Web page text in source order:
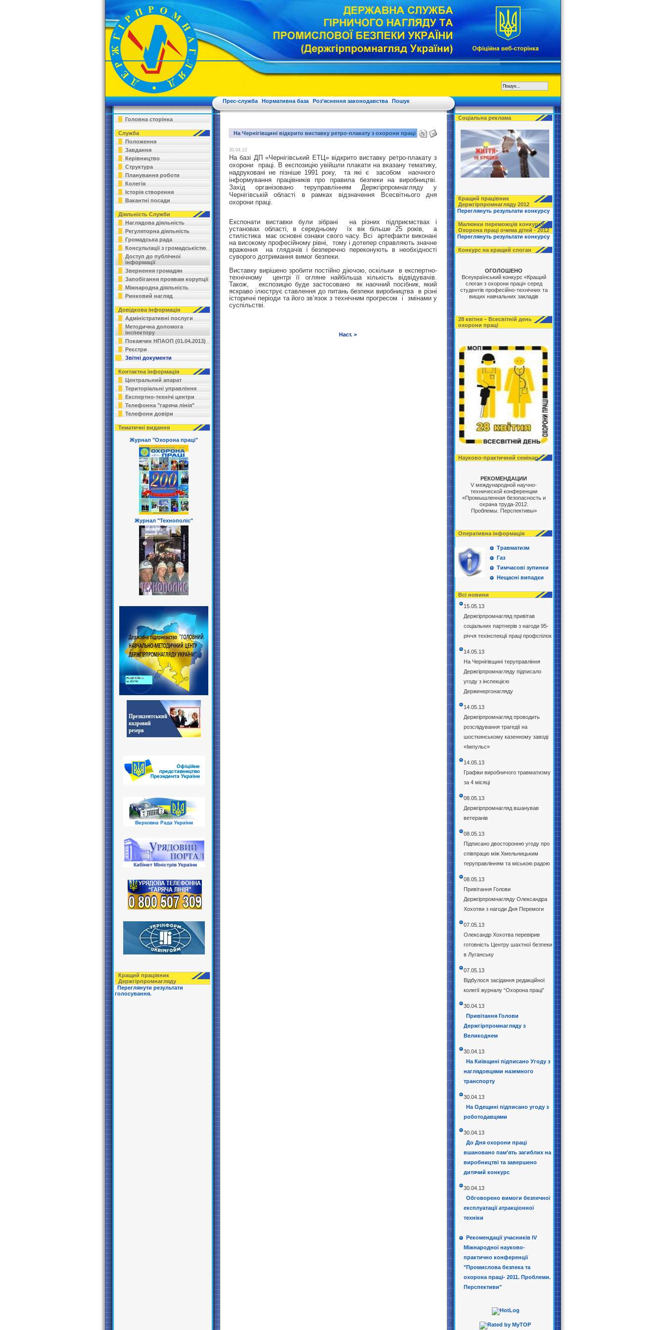
Прес-служба Нормативна база Роз’яснення законодавства Пошук
Головна сторінка
Служба
Положення
Завдання
Керівництво
Структура
Планування роботи
Колегія
Історія створення
Вакантні посади
Діяльність Служби
Наглядова діяльність
Регуляторна діяльність
Громадська рада
Консультації з громадськістю
Доступ до публічної
інформації
Звернення громадян
Запобігання проявам корупції
Міжнародна діяльність
Ринковий нагляд
Довідкова інформація
Адміністративні послуги
Методична допомога
інспектору
Покажчик НПАОП (01.04.2013)
Реєстри
Звітні документи
Контактна інформація
Центральний апарат
Територіальні управління
Експертно-технічі центри
Телефонна "гаряча лінія"
Телефони довіри
Тематичні видання
Журнал "Охорона праці"
Журнал "Технополіс"
Кращий працівник
Держгірпрoмнагляду
Переглянути результати
голосування.
На Чернігівщині відкрито виставку ретро-плакату з охорони праці
30.04.13
На базі ДП «Чернігівський ЕТЦ» відкрито виставку ретро-плакату з
охорони праці. В експозицію увійшли плакати на вказану тематику,
надруковані не пізніше 1991 року, та які є засобом наочного
інформування працівників про правила безпеки на виробництві.
Захід організовано теруправлінням Держгірпромнагляду у
Чернігівській області в рамках відзначення Всесвітнього дня
охорони праці.
Експонати виставки були зібрані на різних підприємствах і
установах області, в середньому їх вік більше 25 років, а
стилістика має основні ознаки свого часу. Всі артефакти виконані
на високому професійному рівні, тому і дотепер справляють значне
враження на глядачів і безперечно переконують в необхідності
суворого дотримання вимог безпеки.
Виставку вирішено зробити постійно діючою, оскільки в експертно-
технічному центріїї огляне найбільша кількість відвідувачів.
Також, експозицію буде застосовано як наочний посібник, який
яскраво ілюструє ставлення до питань безпеки виробництва в різні
історичні періоди та його зв’язок з технічним прогресом і змінами у
суспільстві.
Наст. >
Соціальна реклама
Кращий працівник
Держгірпромнагляду 2012
Переглянуть результати конкурсу
Малюнки переможців конкурсу
Охорона праці очима дітей - 2012
Переглянуть результати конкурсу
Конкурс на кращий слоган
ОГОЛОШЕНО
Всеукраїнський конкурс «Кращий
слоган з охорони праці» серед
студентів професійно-технічних та
вищих навчальних закладів
28 квітня – Всесвітній день
охорони праці
Науково-практичний семінар
РЕКОМЕНДАЦИИ
V международной научно-
технической конференции
«Промышленная безопасность и
охрана труда-2012.
Проблемы. Перспективы»
Оперативна інформація
Травматизм
Газ
Тимчасові зупинки
Нещасні випадки
Всі новини
15.05.13
Держгірпромнагляд привітав
соціальних партнерів з нагоди 95-
річчя техінспекції праці профспілок
14.05.13
На Чернігівщині теруправління
Держгірпромнагляду підписало
угоду з інспекцією
Держенергонагляду
14.05.13
Держгірпромнагляд проводить
розслідування трагедії на
шосткинському казенному заводі
«Імпульс»
14.05.13
Графіки виробничого травматизму
за 4 місяці
08.05.13
Держгірпромнагляд вшанував
ветеранів
08.05.13
Підписано двосторонню угоду про
співпрацю між Хмельницьким
теруправлінням та міською радою
08.05.13
Привітання Голови
Держгірпромнагляду Олександра
Хохотви з нагоди Дня Перемоги
07.05.13
Олександр Хохотва перевірив
готовність Центру шахтної безпеки
в Луганську
07.05.13
Відбулося засідання редакційної
колегії журналу “Охорона праці”
30.04.13
Привітання Голови
Держгірпромнагляду з
Великоднем
30.04.13
На Київщині підписано Угоду з
наглядовцями наземного
транспорту
30.04.13
На Одещині підписано угоду з
роботодавцями
30.04.13
До Дня охорони праці
вшановано пам'ять загиблих на
виробництві та завершено
дитячий конкурс
30.04.13
Обговорено вимоги безпечної
експлуатації атракціонної
техніки
Рекомендації учасників IV
Міжнародної науково-
практично конференції
"Промислова безпека та
охорона праці- 2011. Проблеми.
Перспективи"